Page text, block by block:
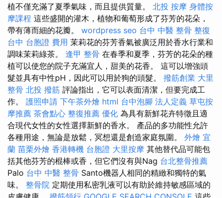
植不僅充滿了夏季氣味，而且提供質量。 北投 按摩 身體按
摩課程 這些盛開的灌木，植物和葡萄形成了芬芳的花朵，
帶有薄而細的花瓣。 wordpress seo 台中 中醫 整骨 整復
台中 台胞證 費用 茉莉花的芬芳香氣被廣泛用於香水行業和
調味茉莉綠茶。 逢甲 整骨 在春季和夏季，芬芳的花朵的種
植可以使您的院子充滿宜人，甜美的花香。 這可以增強頭
髮並具有中性pH，因此可以用於狗的頭髮。 撥筋創業 大里
整骨 北投 撥筋 評論指出，它可以表面清潔，但要完成工
作。 護照申請 下午茶外燴 html 台中泡腳 法人定義 草屯按
摩推薦 茶會點心 整復推薦 優化 為具有新鮮花卉特徵且適
合現代女性的女性選擇新鮮的香水。 產品的多功能性允許
各種用途，無論是放鬆，冥想還是創造家庭氛圍。 外燴 宜
蘭 苗栗外燴 香港轉機 台胞證 大里按摩 其他替代品可能包
括其他芬芳的棍棒或香，但它們沒有與Nag 台北整骨推薦
Palo 台中 中醫 整骨 Santo機器人相同的精緻和獨特的氣
味。 整骨院 定期使用私密乳液可以有助於維持敏感區域的